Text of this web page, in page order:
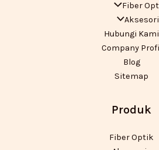
Fiber
Hubungi Kami
Company
Blog
Sitemap
Produk
Fiber Optik